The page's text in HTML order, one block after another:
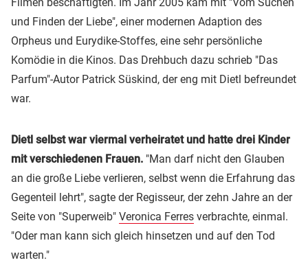
und Finden der Liebe", einer modernen Adaption des
Orpheus und Eurydike-Stoffes, eine sehr persönliche
Komödie in die Kinos. Das Drehbuch dazu schrieb "Das
Parfum"-Autor Patrick Süskind, der eng mit Dietl befreundet
war.
Dietl selbst war viermal verheiratet und hatte drei Kinder
mit verschiedenen Frauen. "Man darf nicht den Glauben
an die große Liebe verlieren, selbst wenn die Erfahrung das
Gegenteil lehrt", sagte der Regisseur, der zehn Jahre an der
Seite von "Superweib" Veronica Ferres verbrachte, einmal.
"Oder man kann sich gleich hinsetzen und auf den Tod
warten."